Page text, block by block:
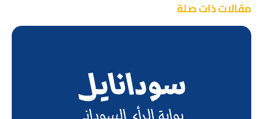
مقالات ذات صلة